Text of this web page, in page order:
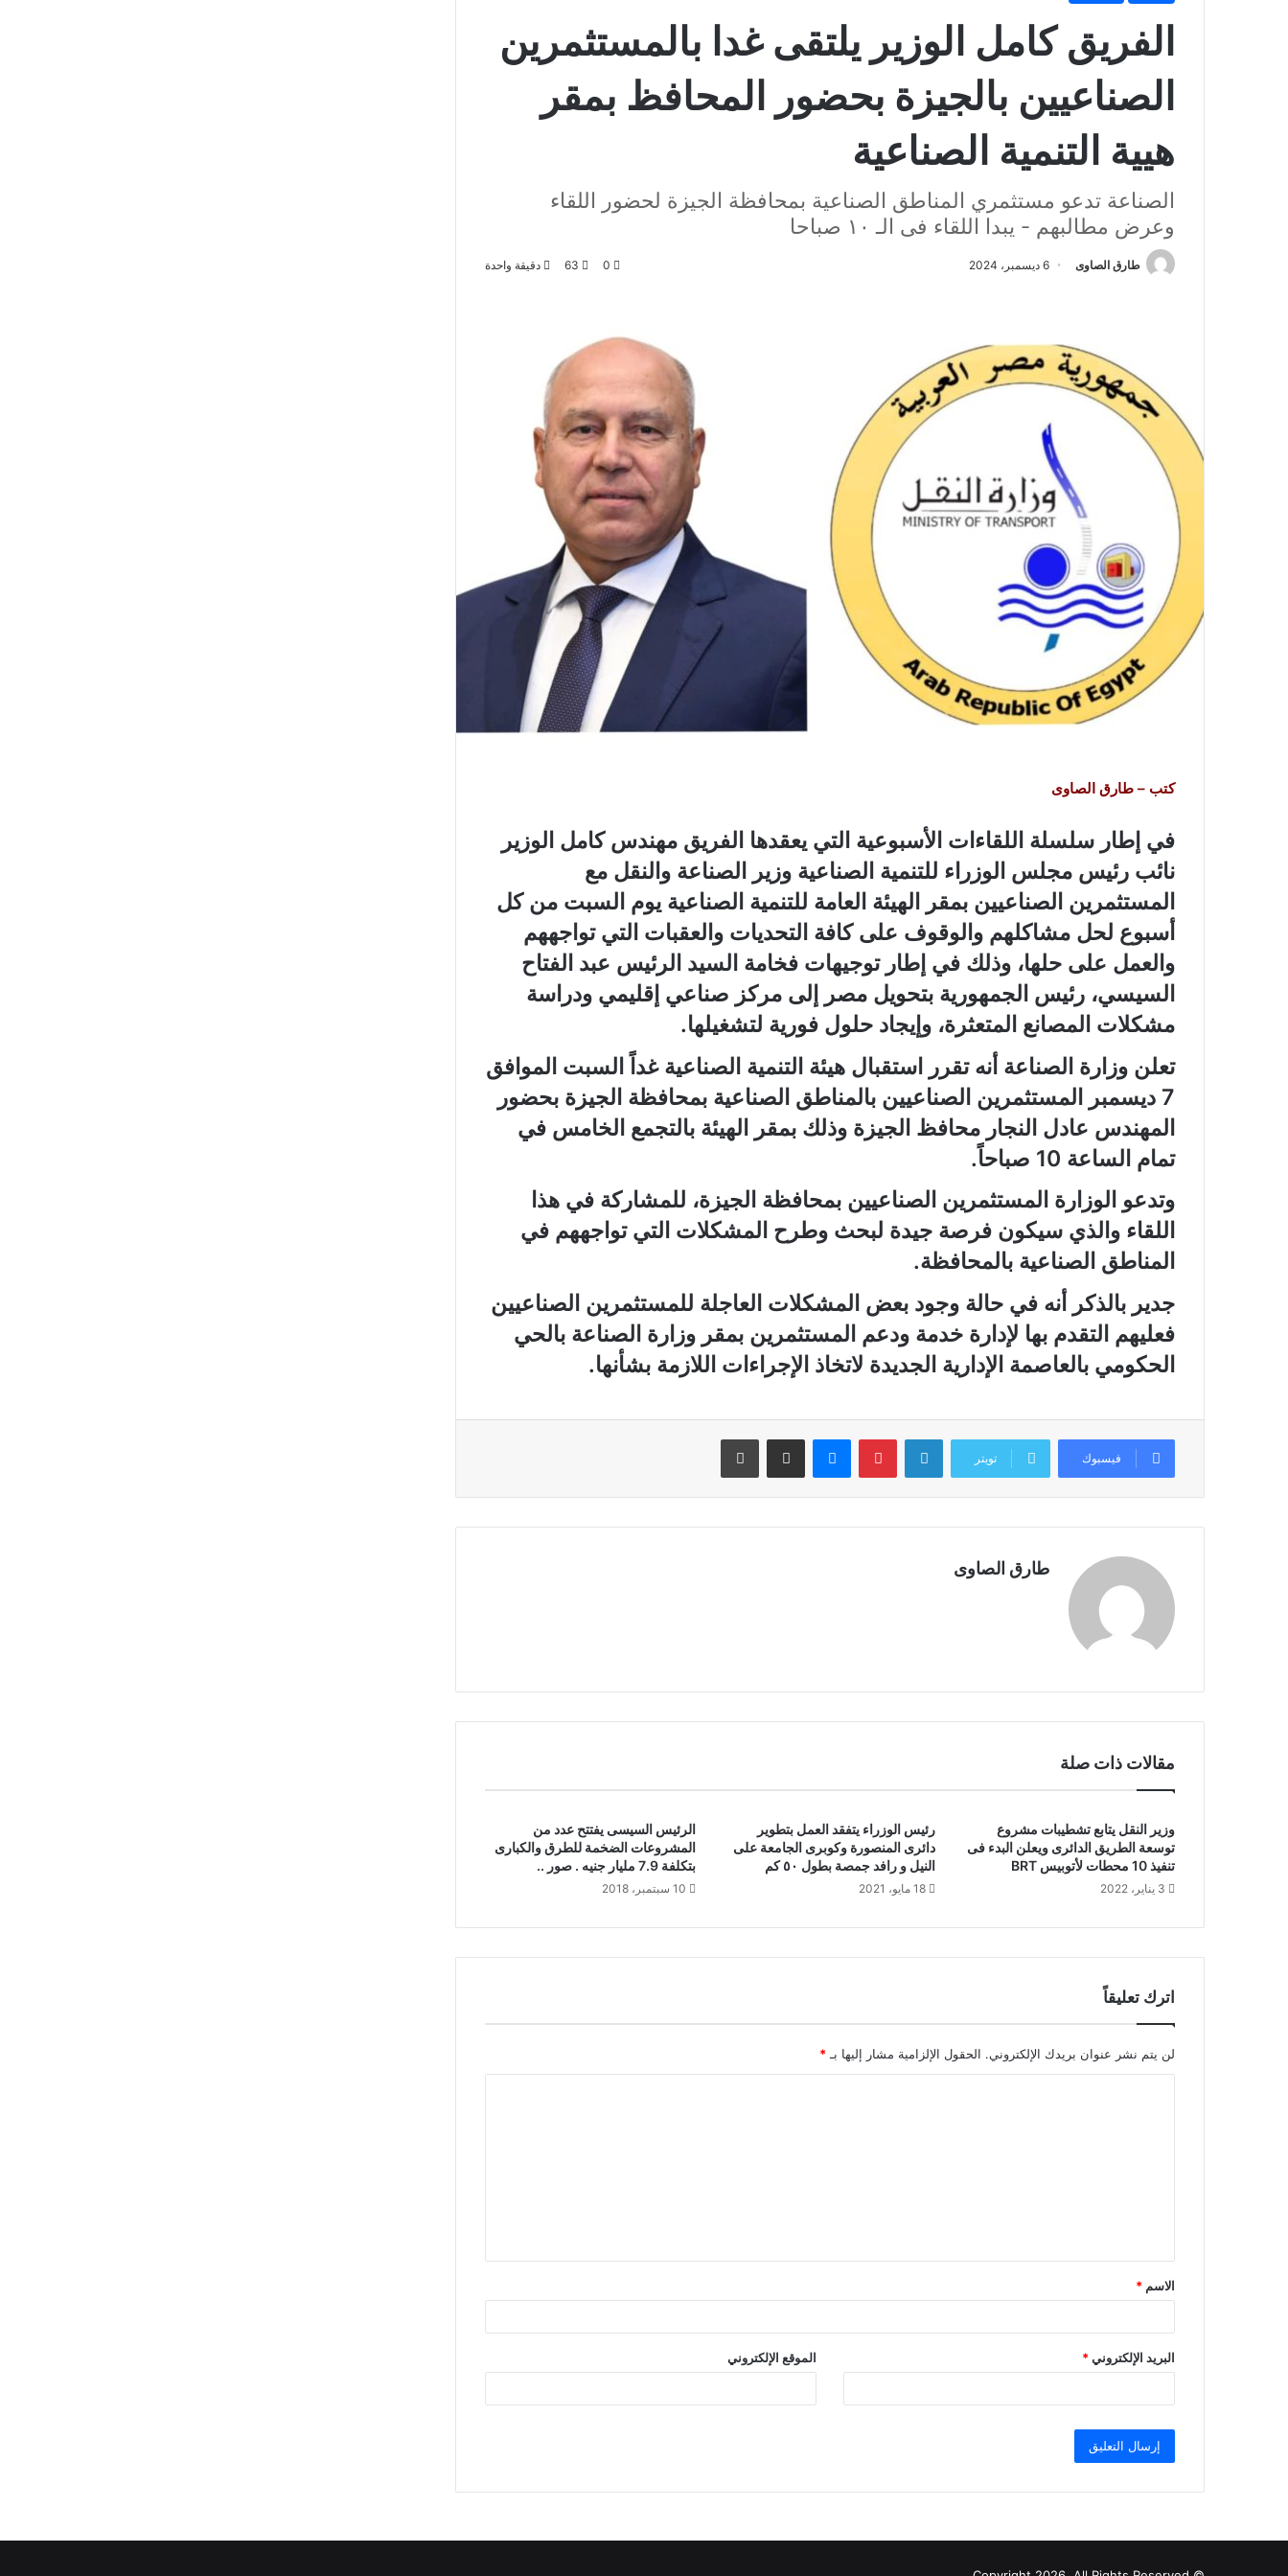
الفريق كامل الوزير يلتقى غدا بالمستثمرين
الصناعيين بالجيزة بحضور المحافظ بمقر
هيية التنمية الصناعية
الصناعة تدعو مستثمري المناطق الصناعية بمحافظة الجيزة لحضور اللقاء
وعرض مطالبهم - يبدا اللقاء فى الـ ١٠ صباحا
طارق الصاوى 6 ديسمبر، 2024 0
63 دقيقة واحدة
كتب – طارق الصاوى
في إطار سلسلة اللقاءات الأسبوعية التي يعقدها الفريق مهندس كامل الوزير
نائب رئيس مجلس الوزراء للتنمية الصناعية وزير الصناعة والنقل مع
المستثمرين الصناعيين بمقر الهيئة العامة للتنمية الصناعية يوم السبت من كل
أسبوع لحل مشاكلهم والوقوف على كافة التحديات والعقبات التي تواجههم
والعمل على حلها، وذلك في إطار توجيهات فخامة السيد الرئيس عبد الفتاح
السيسي، رئيس الجمهورية بتحويل مصر إلى مركز صناعي إقليمي ودراسة
مشكلات المصانع المتعثرة، وإيجاد حلول فورية لتشغيلها.
تعلن وزارة الصناعة أنه تقرر استقبال هيئة التنمية الصناعية غداً السبت الموافق
7 ديسمبر المستثمرين الصناعيين بالمناطق الصناعية بمحافظة الجيزة بحضور
المهندس عادل النجار محافظ الجيزة وذلك بمقر الهيئة بالتجمع الخامس في
تمام الساعة 10 صباحاً.
وتدعو الوزارة المستثمرين الصناعيين بمحافظة الجيزة، للمشاركة في هذا
اللقاء والذي سيكون فرصة جيدة لبحث وطرح المشكلات التي تواجههم في
المناطق الصناعية بالمحافظة.
جدير بالذكر أنه في حالة وجود بعض المشكلات العاجلة للمستثمرين الصناعيين
فعليهم التقدم بها لإدارة خدمة ودعم المستثمرين بمقر وزارة الصناعة بالحي
الحكومي بالعاصمة الإدارية الجديدة لاتخاذ الإجراءات اللازمة بشأنها.
فيسبوك تويتر
لينكدإن بينتيريستماسنجر مشاركة عبر البريد طباعة
طارق الصاوى
مقالات ذات صلة
وزير النقل يتابع تشطيبات مشروع
توسعة الطريق الدائرى ويعلن البدء فى
تنفيذ 10 محطات لأتوبيس BRT
3 يناير، 2022
رئيس الوزراء يتفقد العمل بتطوير
دائرى المنصورة وكوبرى الجامعة على
النيل و رافد جمصة بطول ٥٠ كم
18 مايو، 2021
الرئيس السيسى يفتتح عدد من
المشروعات الضخمة للطرق والكبارى
بتكلفة 7.9 مليار جنيه . صور ..
10 سبتمبر، 2018
اترك تعليقاً
لن يتم نشر عنوان بريدك الإلكتروني. الحقول الإلزامية مشار إليها بـ*
ق
*
الاسم *
البريد الإلكتروني* الموقع الإلكتروني